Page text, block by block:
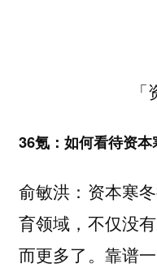
36氪：如何看待资
俞敏洪：资本寒
育领域，不仅没
而更多了。 靠谱